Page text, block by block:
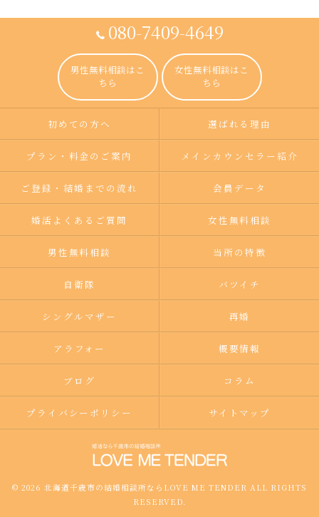
080-7409-4649
男性無料相談はこ
ちら
女性無料相談はこ
ちら
初めての方へ 選ばれる理由
プラン・料金のご案内 メインカウンセラー紹介
ご登録・結婚までの流れ 会員データ
婚活よくあるご質問 女性無料相談
男性無料相談 当所の特徴
自衛隊 バツイチ
シングルマザー 再婚
アラフォー 概要情報
ブログ コラム
プライバシーポリシー サイトマップ
© 2026 北海道千歳市の結婚相談所ならLOVE ME TENDER ALL RIGHTS
RESERVED.